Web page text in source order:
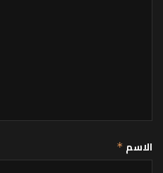
الاسم*